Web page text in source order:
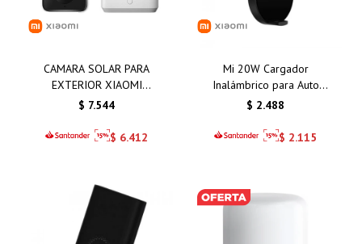
CAMARA SOLAR PARA
EXTERIOR XIAOMI
BW400 PRO SET
$ 7.544
$ 6.412
Mi 20W Cargador
Inalámbrico para Auto
Xiaomi
$ 2.488
$ 2.115